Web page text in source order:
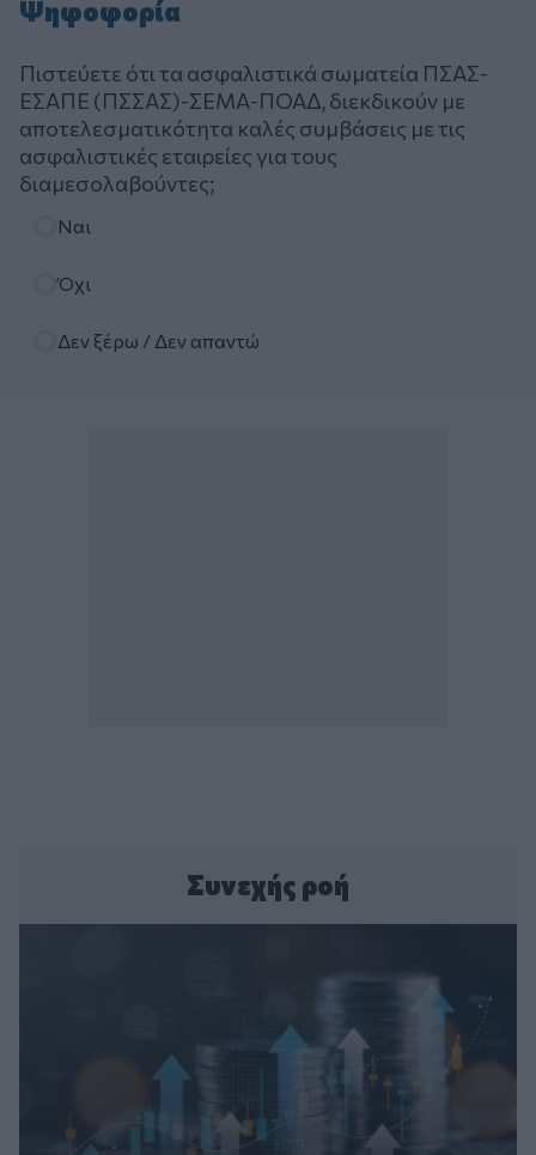
Ψηφοφορία
Πιστεύετε ότι τα ασφαλιστικά σωματεία ΠΣΑΣ-
ΕΣΑΠΕ (ΠΣΣΑΣ)-ΣΕΜΑ-ΠΟΑΔ, διεκδικούν με
αποτελεσματικότητα καλές συμβάσεις με τις
ασφαλιστικές εταιρείες για τους
διαμεσολαβούντες;
Ναι
Όχι
Δεν ξέρω / Δεν απαντώ
Συνεχής ροή